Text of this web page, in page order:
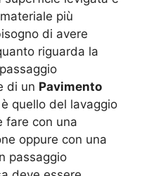
più
di avere
riguarda la
di un Pavimento
è quello del lavaggio
fare con una
oppure con una
passaggio